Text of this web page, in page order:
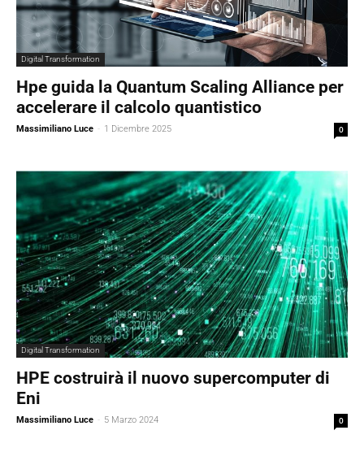
Digital Transformation
Hpe guida la Quantum Scaling Alliance per
accelerare il calcolo quantistico
Massimiliano Luce - 1 Dicembre 2025 0
Digital Transformation
HPE costruirà il nuovo supercomputer di
Eni
Massimiliano Luce - 5 Marzo 2024 0